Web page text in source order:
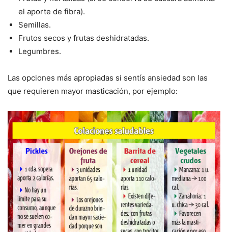
el aporte de fibra).
Semillas.
Frutos secos y frutas deshidratadas.
Legumbres.
Las opciones más apropiadas si sentís ansiedad son las
que requieren mayor masticación, por ejemplo: